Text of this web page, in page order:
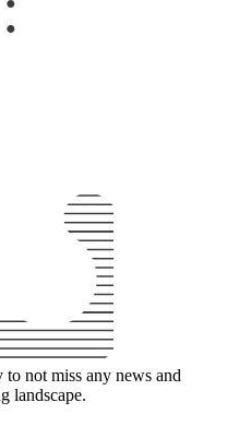
not miss any news and
landscape.